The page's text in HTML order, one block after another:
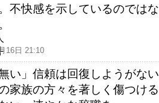
不快感を示しているのでは
16日 21:10
い」信頼は回復しようがな
家族の方々を著しく傷つけ